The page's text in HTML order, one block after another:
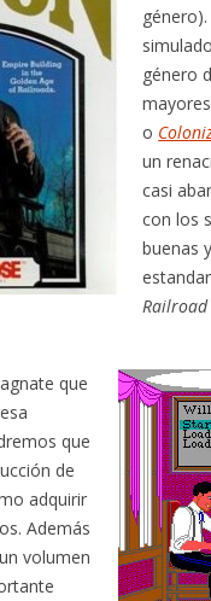
género
o
un
casi
con los
buenas
que
que
de
adquirir
Además
volumen